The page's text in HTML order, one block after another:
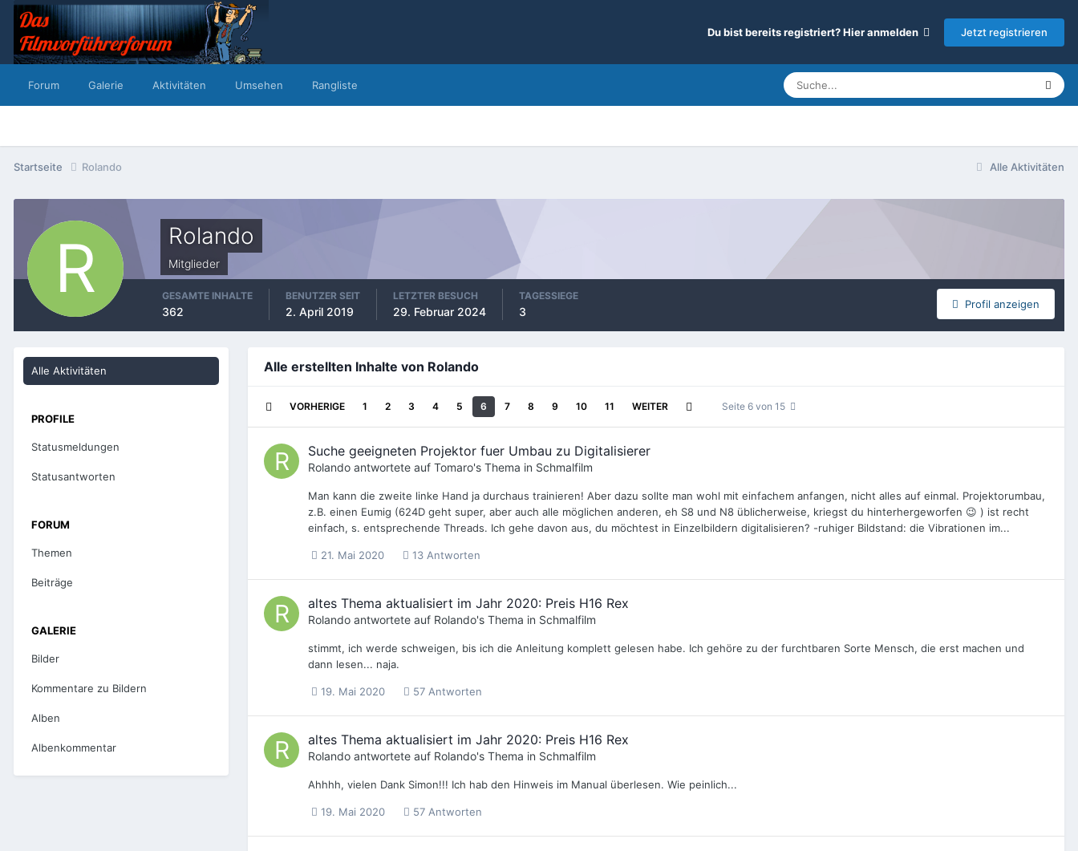
Du bist bereits registriert? Hier anmelden Jetzt registrieren
Forum Galerie Aktivitäten Umsehen Rangliste
Alle Aktivitäten
Startseite Rolando
Rolando
Mitglieder
Profil anzeigen
GESAMTE INHALTE
362
BENUTZER SEIT
2. April 2019
LETZTER BESUCH
29. Februar 2024
TAGESSIEGE
3
Alle Aktivitäten
PROFILE
Statusmeldungen
Statusantworten
FORUM
Themen
Beiträge
GALERIE
Bilder
Kommentare zu Bildern
Alben
Albenkommentar
Alle erstellten Inhalte von Rolando
VORHERIGE 1 2 3 4 5 6 7 8 9 10 11 WEITER Seite 6 von 15
Suche geeigneten Projektor fuer Umbau zu Digitalisierer
Rolando antwortete auf Tomaro's Thema in Schmalfilm
Man kann die zweite linke Hand ja durchaus trainieren! Aber dazu sollte man wohl mit einfachem anfangen, nicht alles auf einmal. Projektorumbau,
z.B. einen Eumig (624D geht super, aber auch alle möglichen anderen, eh S8 und N8 üblicherweise, kriegst du hinterhergeworfen 😉 ) ist recht
einfach, s. entsprechende Threads. Ich gehe davon aus, du möchtest in Einzelbildern digitalisieren? -ruhiger Bildstand: die Vibrationen im...
21. Mai 2020 13 Antworten
altes Thema aktualisiert im Jahr 2020: Preis H16 Rex
Rolando antwortete auf Rolando's Thema in Schmalfilm
stimmt, ich werde schweigen, bis ich die Anleitung komplett gelesen habe. Ich gehöre zu der furchtbaren Sorte Mensch, die erst machen und
dann lesen... naja.
19. Mai 2020 57 Antworten
altes Thema aktualisiert im Jahr 2020: Preis H16 Rex
Rolando antwortete auf Rolando's Thema in Schmalfilm
Ahhhh, vielen Dank Simon!!! Ich hab den Hinweis im Manual überlesen. Wie peinlich...
19. Mai 2020 57 Antworten